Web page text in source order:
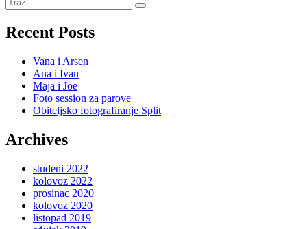
Recent Posts
Vana i Arsen
Ana i Ivan
Maja i Joe
Foto session za parove
Obiteljsko fotografiranje Split
Archives
studeni 2022
kolovoz 2022
prosinac 2020
kolovoz 2020
listopad 2019